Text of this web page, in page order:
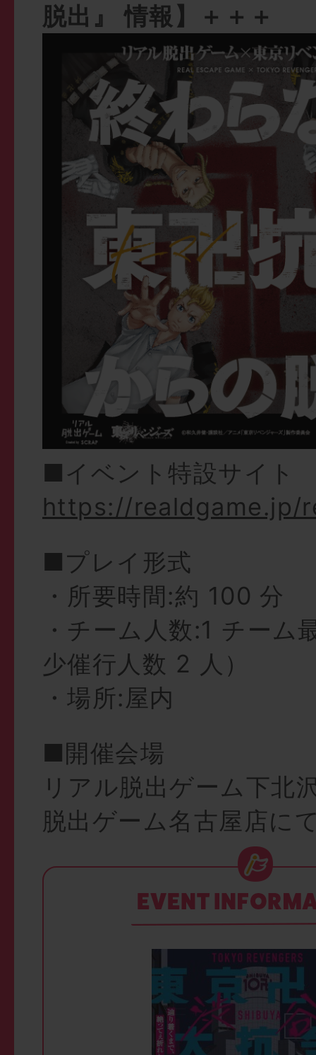
脱出』 情報】＋＋＋
■イベント特設サイト
https://realdgame.jp/
■プレイ形式
・所要時間:約 100 分
・チーム人数:1 チーム
少催行人数 2 人）
・場所:屋内
■開催会場
リアル脱出ゲーム下北
脱出ゲーム名古屋店に